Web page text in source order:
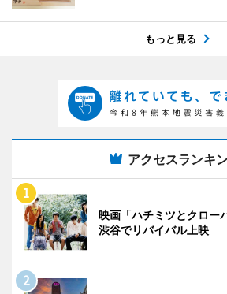
もっと見る
アクセスランキ
映画「ハチミツとクロー
渋谷でリバイバル上映